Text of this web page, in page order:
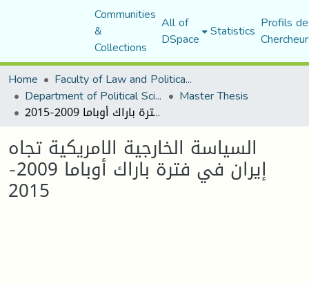
Communities
&
Collections
All of
DSpace Statistics Profils
Home
Faculty of Law and Political Science
Department of Political Sciences Master Thesis
السياسة الخارجية الامريكية تجاه إيران في فترة باراك أوباما 2009-2015
السياسة الخارجية الامريكية تجاه
إيران في فترة باراك أوباما 2009-
2015